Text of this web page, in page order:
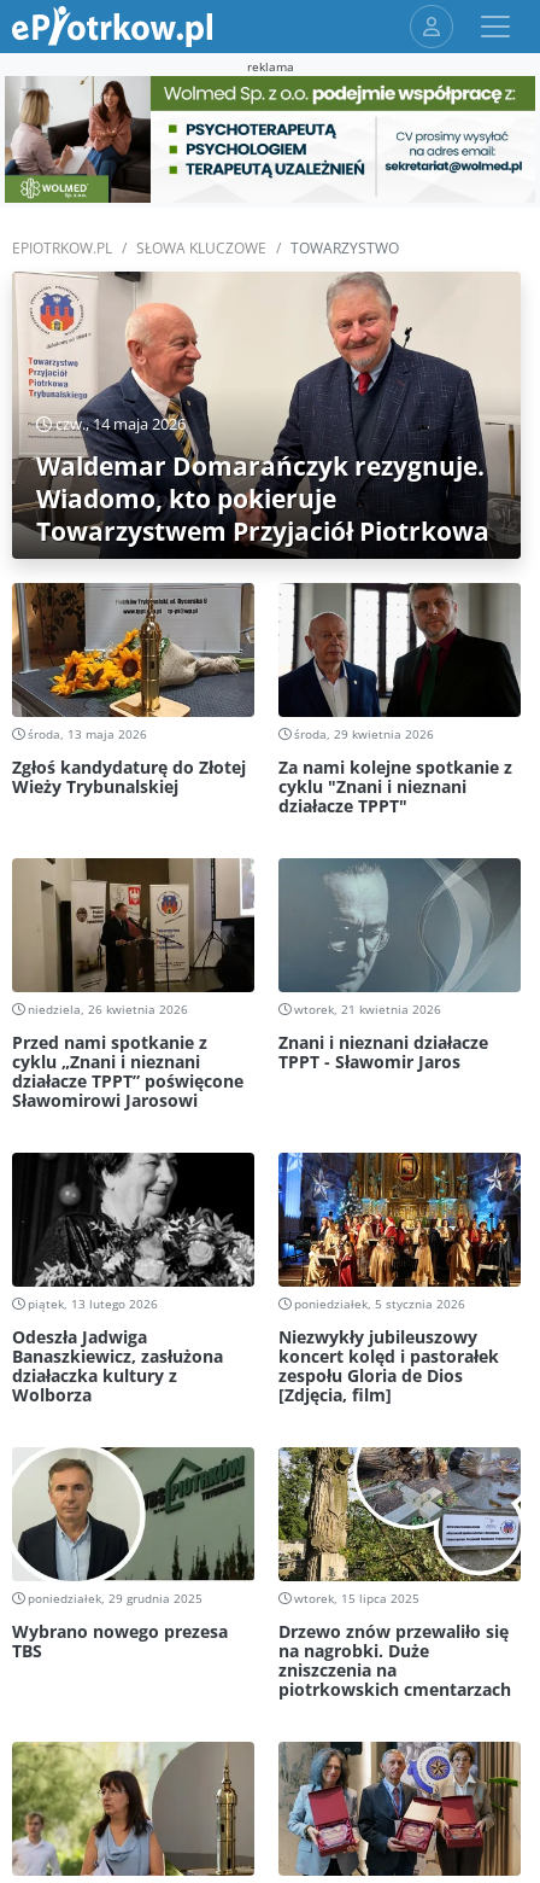
reklama
EPIOTRKOW.PL SŁOWA KLUCZOWE TOWARZYSTWO
czw., 14 maja 2026
Waldemar Domarańczyk rezygnuje.
Wiadomo, kto pokieruje
Towarzystwem Przyjaciół Piotrkowa
środa, 13 maja 2026
Zgłoś kandydaturę do Złotej
Wieży Trybunalskiej
środa, 29 kwietnia 2026
Za nami kolejne spotkanie z
cyklu "Znani i nieznani
działacze TPPT"
niedziela, 26 kwietnia 2026
Przed nami spotkanie z
cyklu „Znani i nieznani
działacze TPPT” poświęcone
Sławomirowi Jarosowi
wtorek, 21 kwietnia 2026
Znani i nieznani działacze
TPPT - Sławomir Jaros
piątek, 13 lutego 2026
Odeszła Jadwiga
Banaszkiewicz, zasłużona
działaczka kultury z
Wolborza
poniedziałek, 5 stycznia 2026
Niezwykły jubileuszowy
koncert kolęd i pastorałek
zespołu Gloria de Dios
[Zdjęcia, film]
poniedziałek, 29 grudnia 2025
Wybrano nowego prezesa
TBS
wtorek, 15 lipca 2025
Drzewo znów przewaliło się
na nagrobki. Duże
zniszczenia na
piotrkowskich cmentarzach